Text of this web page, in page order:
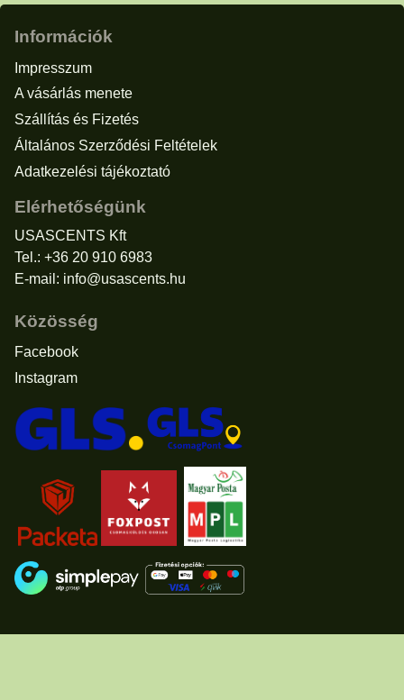
Információk
Impresszum
A vásárlás menete
Szállítás és Fizetés
Általános Szerződési Feltételek
Adatkezelési tájékoztató
Elérhetőségünk
USASCENTS Kft
Tel.: +36 20 910 6983
E-mail: info@usascents.hu
Közösség
Facebook
Instagram